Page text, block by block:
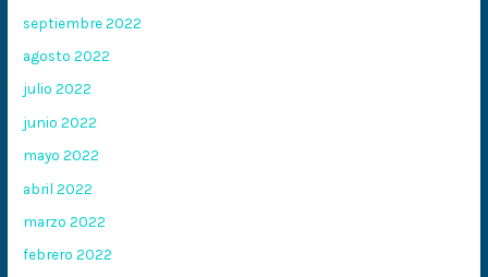
septiembre 2022
agosto 2022
julio 2022
junio 2022
mayo 2022
abril 2022
marzo 2022
febrero 2022